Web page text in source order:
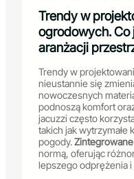
Trendy w
ogrodowych. Co
aranżacji
Trendy w
nieustannie się
nowoczesnych
podnoszą komfort
jacuzzi często
takich jak
pogody.
normą, oferując
lepszego odprężenia